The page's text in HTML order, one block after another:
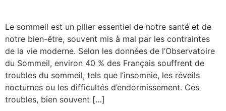
Le sommeil est un pilier essentiel de notre santé et de
notre bien-être, souvent mis à mal par les contraintes
de la vie moderne. Selon les données de l’Observatoire
du Sommeil, environ 40 % des Français souffrent de
troubles du sommeil, tels que l’insomnie, les réveils
nocturnes ou les difficultés d’endormissement. Ces
troubles, bien souvent […]